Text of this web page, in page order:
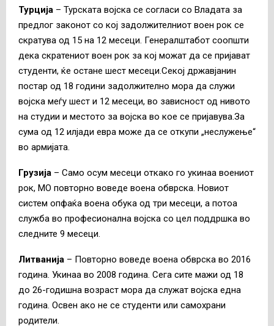
Турција – Турската војска се согласи со Владата за
предлог законот со кој задолжителниот воен рок се
скратува од 15 на 12 месеци. Генералштабот соопшти
дека скратениот воен рок за кој можат да се пријават
студенти, ќе остане шест месеци.Секој државјанин
постар од 18 години задолжително мора да служи
војска меѓу шест и 12 месеци, во зависност од нивото
на студии и местото за војска во кое се пријавува.За
сума од 12 илјади евра може да се откупи „неслужење“
во армијата.
Грузија – Само осум месеци откако го укинаа воениот
рок, МО повторно воведе воена обврска. Новиот
систем опфаќа воена обука од три месеци, а потоа
служба во професионална војска со цел поддршка во
следните 9 месеци.
Литванија – Повторно воведе воена обврска во 2016
година. Укинаа во 2008 година. Сега сите мажи од 18
до 26-годишна возраст мора да служат војска една
година. Освен ако не се студенти или самохрани
родители.